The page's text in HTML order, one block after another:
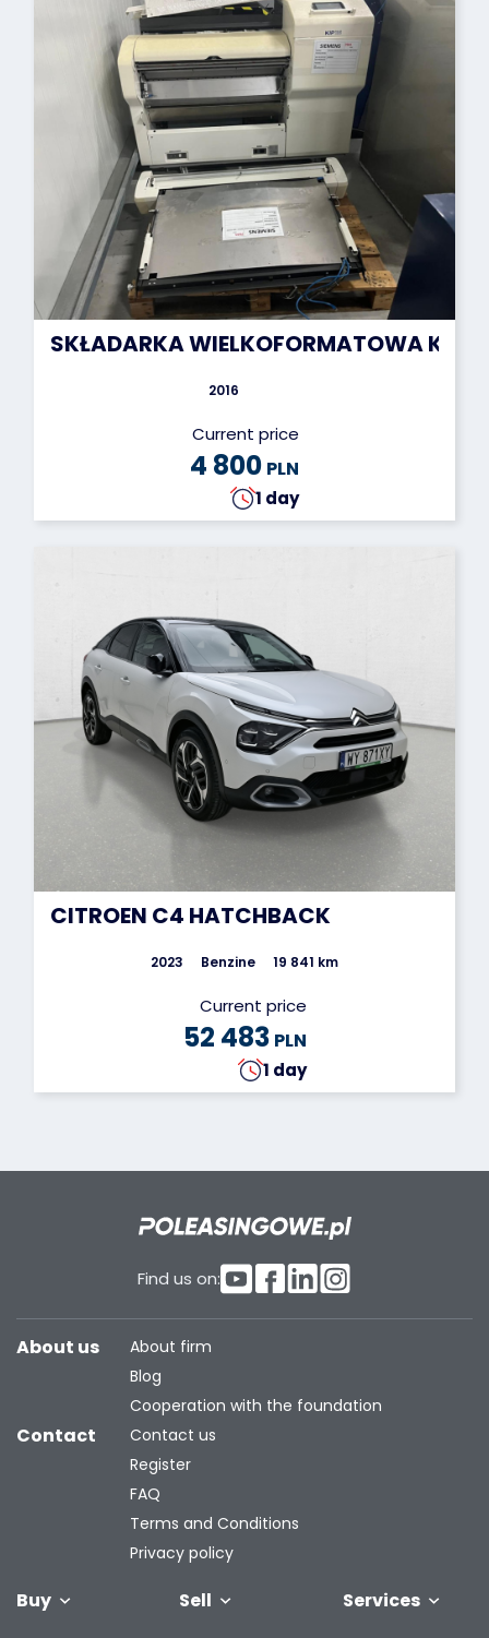
SKŁADARKA WIELKOFORMATOWA KIP
2016
Current price
4 800 PLN
1 day
CITROEN C4 HATCHBACK
2023 Benzine 19 841 km
Current price
52 483 PLN
1 day
Find us on:
Buy Sell Services
About us
About firm
Blog
Cooperation with the foundation
Contact
Contact us
Register
FAQ
Terms and Conditions
Privacy policy